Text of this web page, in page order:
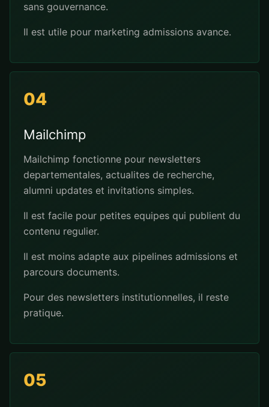
sans gouvernance.
Il est utile pour marketing admissions avance.
04
Mailchimp
Mailchimp fonctionne pour newsletters
departementales, actualites de recherche,
alumni updates et invitations simples.
Il est facile pour petites equipes qui publient du
contenu regulier.
Il est moins adapte aux pipelines admissions et
parcours documents.
Pour des newsletters institutionnelles, il reste
pratique.
05